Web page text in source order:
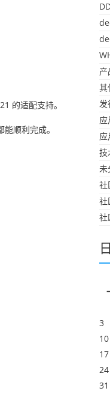
的适配支持。
顺利完成。
产
其
发
应
应
技
未
社
社
社
3
10
17
24
31